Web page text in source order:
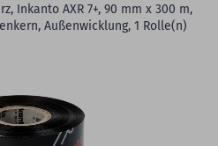
Inkanto AXR 7+, 90 mm x 300 m,
Außenwicklung, 1 Rolle(n)